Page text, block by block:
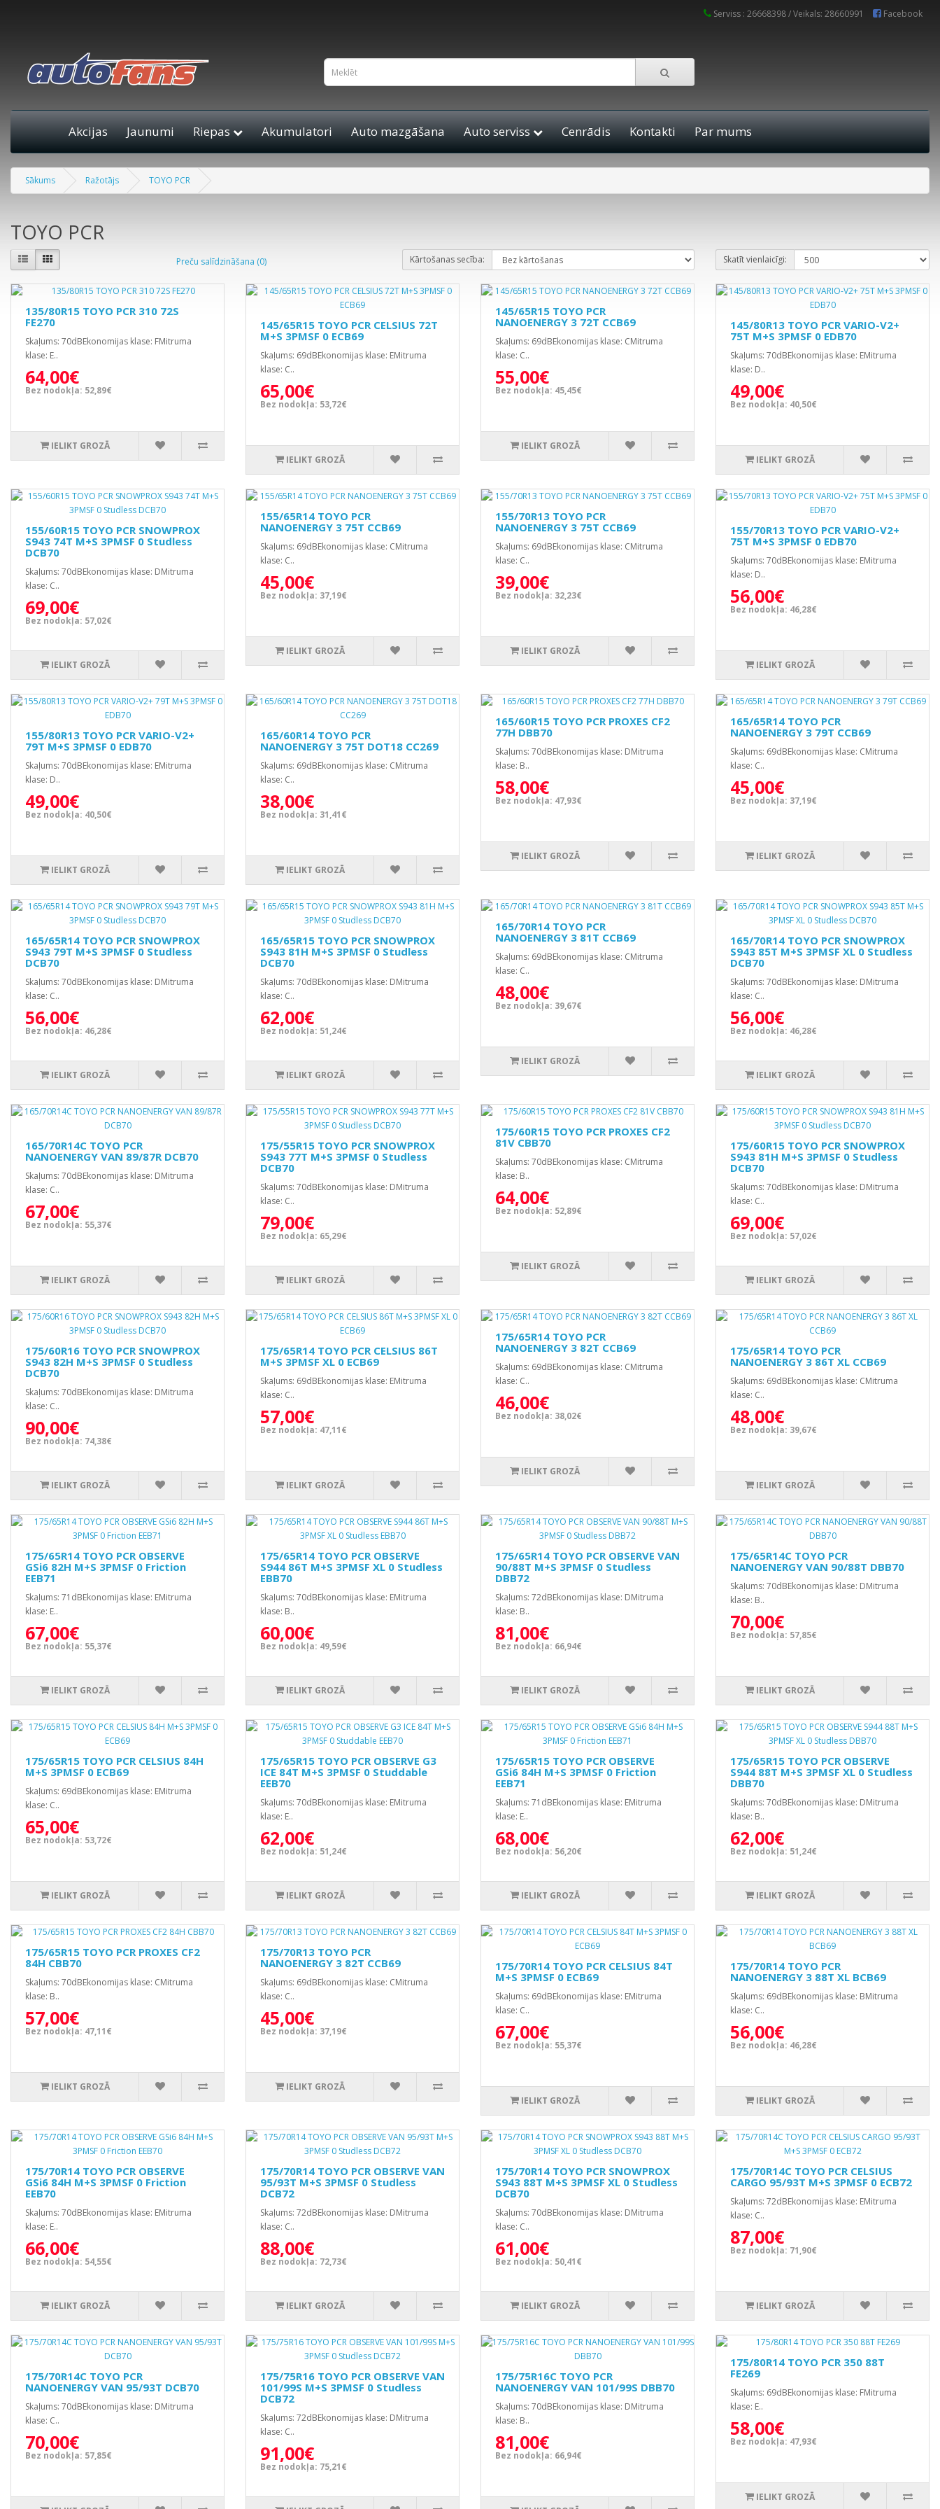
Serviss : 26668398 / Veikals: 28660991 Facebook
Akcijas Jaunumi Riepas Akumulatori Auto mazgāšana Auto serviss Cenrādis Kontakti Par mums
Sākums Ražotājs TOYO PCR
TOYO PCR
Preču salīdzināšana (0) Kārtošanas secība: Skatīt vienlaicīgi:
135/80R15 TOYO PCR 310 72S
FE270
Skaļums: 70dBEkonomijas klase: FMitruma
klase: E..
64,00€
Bez nodokļa: 52,89€
IELIKT GROZĀ
145/65R15 TOYO PCR CELSIUS 72T
M+S 3PMSF 0 ECB69
Skaļums: 69dBEkonomijas klase: EMitruma
klase: C..
65,00€
Bez nodokļa: 53,72€
IELIKT GROZĀ
145/65R15 TOYO PCR
NANOENERGY 3 72T CCB69
Skaļums: 69dBEkonomijas klase: CMitruma
klase: C..
55,00€
Bez nodokļa: 45,45€
IELIKT GROZĀ
145/80R13 TOYO PCR VARIO-V2+
75T M+S 3PMSF 0 EDB70
Skaļums: 70dBEkonomijas klase: EMitruma
klase: D..
49,00€
Bez nodokļa: 40,50€
IELIKT GROZĀ
155/60R15 TOYO PCR SNOWPROX
S943 74T M+S 3PMSF 0 Studless
DCB70
Skaļums: 70dBEkonomijas klase: DMitruma
klase: C..
69,00€
Bez nodokļa: 57,02€
IELIKT GROZĀ
155/65R14 TOYO PCR
NANOENERGY 3 75T CCB69
Skaļums: 69dBEkonomijas klase: CMitruma
klase: C..
45,00€
Bez nodokļa: 37,19€
IELIKT GROZĀ
155/70R13 TOYO PCR
NANOENERGY 3 75T CCB69
Skaļums: 69dBEkonomijas klase: CMitruma
klase: C..
39,00€
Bez nodokļa: 32,23€
IELIKT GROZĀ
155/70R13 TOYO PCR VARIO-V2+
75T M+S 3PMSF 0 EDB70
Skaļums: 70dBEkonomijas klase: EMitruma
klase: D..
56,00€
Bez nodokļa: 46,28€
IELIKT GROZĀ
155/80R13 TOYO PCR VARIO-V2+
79T M+S 3PMSF 0 EDB70
Skaļums: 70dBEkonomijas klase: EMitruma
klase: D..
49,00€
Bez nodokļa: 40,50€
IELIKT GROZĀ
165/60R14 TOYO PCR
NANOENERGY 3 75T DOT18 CC269
Skaļums: 69dBEkonomijas klase: CMitruma
klase: C..
38,00€
Bez nodokļa: 31,41€
IELIKT GROZĀ
165/60R15 TOYO PCR PROXES CF2
77H DBB70
Skaļums: 70dBEkonomijas klase: DMitruma
klase: B..
58,00€
Bez nodokļa: 47,93€
IELIKT GROZĀ
165/65R14 TOYO PCR
NANOENERGY 3 79T CCB69
Skaļums: 69dBEkonomijas klase: CMitruma
klase: C..
45,00€
Bez nodokļa: 37,19€
IELIKT GROZĀ
165/65R14 TOYO PCR SNOWPROX
S943 79T M+S 3PMSF 0 Studless
DCB70
Skaļums: 70dBEkonomijas klase: DMitruma
klase: C..
56,00€
Bez nodokļa: 46,28€
IELIKT GROZĀ
165/65R15 TOYO PCR SNOWPROX
S943 81H M+S 3PMSF 0 Studless
DCB70
Skaļums: 70dBEkonomijas klase: DMitruma
klase: C..
62,00€
Bez nodokļa: 51,24€
IELIKT GROZĀ
165/70R14 TOYO PCR
NANOENERGY 3 81T CCB69
Skaļums: 69dBEkonomijas klase: CMitruma
klase: C..
48,00€
Bez nodokļa: 39,67€
IELIKT GROZĀ
165/70R14 TOYO PCR SNOWPROX
S943 85T M+S 3PMSF XL 0 Studless
DCB70
Skaļums: 70dBEkonomijas klase: DMitruma
klase: C..
56,00€
Bez nodokļa: 46,28€
IELIKT GROZĀ
165/70R14C TOYO PCR
NANOENERGY VAN 89/87R DCB70
Skaļums: 70dBEkonomijas klase: DMitruma
klase: C..
67,00€
Bez nodokļa: 55,37€
IELIKT GROZĀ
175/55R15 TOYO PCR SNOWPROX
S943 77T M+S 3PMSF 0 Studless
DCB70
Skaļums: 70dBEkonomijas klase: DMitruma
klase: C..
79,00€
Bez nodokļa: 65,29€
IELIKT GROZĀ
175/60R15 TOYO PCR PROXES CF2
81V CBB70
Skaļums: 70dBEkonomijas klase: CMitruma
klase: B..
64,00€
Bez nodokļa: 52,89€
IELIKT GROZĀ
175/60R15 TOYO PCR SNOWPROX
S943 81H M+S 3PMSF 0 Studless
DCB70
Skaļums: 70dBEkonomijas klase: DMitruma
klase: C..
69,00€
Bez nodokļa: 57,02€
IELIKT GROZĀ
175/60R16 TOYO PCR SNOWPROX
S943 82H M+S 3PMSF 0 Studless
DCB70
Skaļums: 70dBEkonomijas klase: DMitruma
klase: C..
90,00€
Bez nodokļa: 74,38€
IELIKT GROZĀ
175/65R14 TOYO PCR CELSIUS 86T
M+S 3PMSF XL 0 ECB69
Skaļums: 69dBEkonomijas klase: EMitruma
klase: C..
57,00€
Bez nodokļa: 47,11€
IELIKT GROZĀ
175/65R14 TOYO PCR
NANOENERGY 3 82T CCB69
Skaļums: 69dBEkonomijas klase: CMitruma
klase: C..
46,00€
Bez nodokļa: 38,02€
IELIKT GROZĀ
175/65R14 TOYO PCR
NANOENERGY 3 86T XL CCB69
Skaļums: 69dBEkonomijas klase: CMitruma
klase: C..
48,00€
Bez nodokļa: 39,67€
IELIKT GROZĀ
175/65R14 TOYO PCR OBSERVE
GSi6 82H M+S 3PMSF 0 Friction
EEB71
Skaļums: 71dBEkonomijas klase: EMitruma
klase: E..
67,00€
Bez nodokļa: 55,37€
IELIKT GROZĀ
175/65R14 TOYO PCR OBSERVE
S944 86T M+S 3PMSF XL 0 Studless
EBB70
Skaļums: 70dBEkonomijas klase: EMitruma
klase: B..
60,00€
Bez nodokļa: 49,59€
IELIKT GROZĀ
175/65R14 TOYO PCR OBSERVE VAN
90/88T M+S 3PMSF 0 Studless
DBB72
Skaļums: 72dBEkonomijas klase: DMitruma
klase: B..
81,00€
Bez nodokļa: 66,94€
IELIKT GROZĀ
175/65R14C TOYO PCR
NANOENERGY VAN 90/88T DBB70
Skaļums: 70dBEkonomijas klase: DMitruma
klase: B..
70,00€
Bez nodokļa: 57,85€
IELIKT GROZĀ
175/65R15 TOYO PCR CELSIUS 84H
M+S 3PMSF 0 ECB69
Skaļums: 69dBEkonomijas klase: EMitruma
klase: C..
65,00€
Bez nodokļa: 53,72€
IELIKT GROZĀ
175/65R15 TOYO PCR OBSERVE G3
ICE 84T M+S 3PMSF 0 Studdable
EEB70
Skaļums: 70dBEkonomijas klase: EMitruma
klase: E..
62,00€
Bez nodokļa: 51,24€
IELIKT GROZĀ
175/65R15 TOYO PCR OBSERVE
GSi6 84H M+S 3PMSF 0 Friction
EEB71
Skaļums: 71dBEkonomijas klase: EMitruma
klase: E..
68,00€
Bez nodokļa: 56,20€
IELIKT GROZĀ
175/65R15 TOYO PCR OBSERVE
S944 88T M+S 3PMSF XL 0 Studless
DBB70
Skaļums: 70dBEkonomijas klase: DMitruma
klase: B..
62,00€
Bez nodokļa: 51,24€
IELIKT GROZĀ
175/65R15 TOYO PCR PROXES CF2
84H CBB70
Skaļums: 70dBEkonomijas klase: CMitruma
klase: B..
57,00€
Bez nodokļa: 47,11€
IELIKT GROZĀ
175/70R13 TOYO PCR
NANOENERGY 3 82T CCB69
Skaļums: 69dBEkonomijas klase: CMitruma
klase: C..
45,00€
Bez nodokļa: 37,19€
IELIKT GROZĀ
175/70R14 TOYO PCR CELSIUS 84T
M+S 3PMSF 0 ECB69
Skaļums: 69dBEkonomijas klase: EMitruma
klase: C..
67,00€
Bez nodokļa: 55,37€
IELIKT GROZĀ
175/70R14 TOYO PCR
NANOENERGY 3 88T XL BCB69
Skaļums: 69dBEkonomijas klase: BMitruma
klase: C..
56,00€
Bez nodokļa: 46,28€
IELIKT GROZĀ
175/70R14 TOYO PCR OBSERVE
GSi6 84H M+S 3PMSF 0 Friction
EEB70
Skaļums: 70dBEkonomijas klase: EMitruma
klase: E..
66,00€
Bez nodokļa: 54,55€
IELIKT GROZĀ
175/70R14 TOYO PCR OBSERVE VAN
95/93T M+S 3PMSF 0 Studless
DCB72
Skaļums: 72dBEkonomijas klase: DMitruma
klase: C..
88,00€
Bez nodokļa: 72,73€
IELIKT GROZĀ
175/70R14 TOYO PCR SNOWPROX
S943 88T M+S 3PMSF XL 0 Studless
DCB70
Skaļums: 70dBEkonomijas klase: DMitruma
klase: C..
61,00€
Bez nodokļa: 50,41€
IELIKT GROZĀ
175/70R14C TOYO PCR CELSIUS
CARGO 95/93T M+S 3PMSF 0 ECB72
Skaļums: 72dBEkonomijas klase: EMitruma
klase: C..
87,00€
Bez nodokļa: 71,90€
IELIKT GROZĀ
175/70R14C TOYO PCR
NANOENERGY VAN 95/93T DCB70
Skaļums: 70dBEkonomijas klase: DMitruma
klase: C..
70,00€
Bez nodokļa: 57,85€
175/75R16 TOYO PCR OBSERVE VAN
101/99S M+S 3PMSF 0 Studless
DCB72
Skaļums: 72dBEkonomijas klase: DMitruma
klase: C..
91,00€
Bez nodokļa: 75,21€
175/75R16C TOYO PCR
NANOENERGY VAN 101/99S DBB70
Skaļums: 70dBEkonomijas klase: DMitruma
klase: B..
81,00€
Bez nodokļa: 66,94€
175/80R14 TOYO PCR 350 88T
FE269
Skaļums: 69dBEkonomijas klase: FMitruma
klase: E..
58,00€
Bez nodokļa: 47,93€
IELIKT GROZĀ